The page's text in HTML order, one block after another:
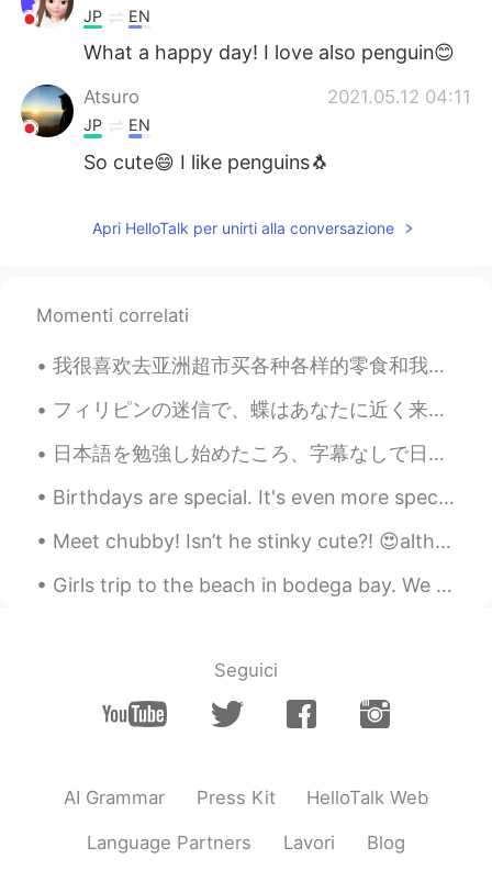
JP EN
What a happy day! I love also penguin😊
Atsuro 2021.05.12 04:11
JP EN
So cute😄 I like penguins🐧
Apri HelloTalk per unirti alla conversazione
Momenti correlati
我很喜欢去亚洲超市买各种各样的零食和我挚爱的奶茶。不过我觉得亚洲超市里最有趣的部分是卖生鲜的地方。那边不仅卖我认为是正常的肉比如猪肉牛肉羊肉，但还会卖田鸡乌龟螃蟹，还有几十白样的鱼。全部都还活着...
フィリピンの迷信で、蝶はあなたに近く来たら、それは亡くなった親戚の魂です。本当の現象以上のもので、比喩です。地面が好きな毛虫は蝶になったように地上の体を残した魂です。 今日はいつもの田舎の道路...
日本語を勉強し始めたころ、字幕なしで日本語の番組が観れるようになったら、それでいい、それ以上を求めないと思いました。 でも今、どれだけ上手くなっても、ネイティブレベルに近づいている気がしません。...
Birthdays are special. It's even more special when you use pizza instead of cake to celebrate it!...
Meet chubby! Isn’t he stinky cute?! 😍although fatty T is a bit on a jelly side 😂 thanks for makin...
Girls trip to the beach in bodega bay. We stayed in an air bnb place that has access to a private...
Seguici
AI Grammar Press Kit HelloTalk Web
Language Partners Lavori Blog